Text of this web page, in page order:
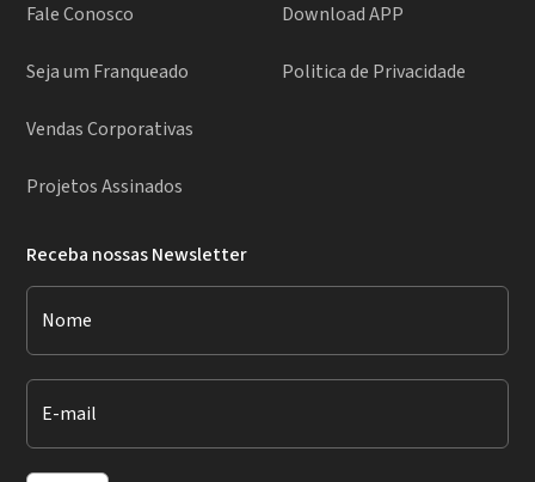
Fale Conosco
Seja um Franqueado
Vendas Corporativas
Projetos Assinados
Download APP
Politica de Privacidade
Receba nossas Newsletter
Nome
E-mail